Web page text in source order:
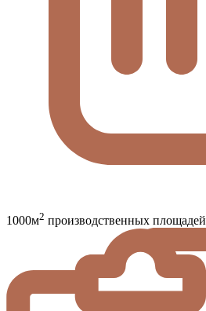
1000м2 производственных площадей